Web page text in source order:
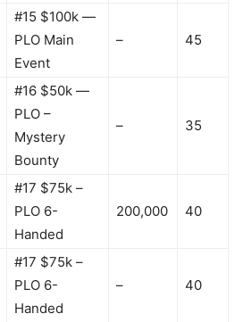
#15 $100k —
PLO Main
Event
– 45
#16 $50k —
PLO –
Mystery
Bounty
– 35
#17 $75k –
PLO 6-
Handed
200,000 40
#17 $75k –
PLO 6-
Handed
– 40